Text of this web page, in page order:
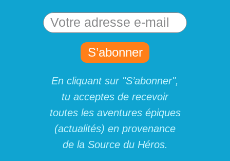
S’abonner
En cliquant sur "S’abonner",
tu acceptes de recevoir
toutes les aventures épiques
(actualités) en provenance
de la Source du Héros.